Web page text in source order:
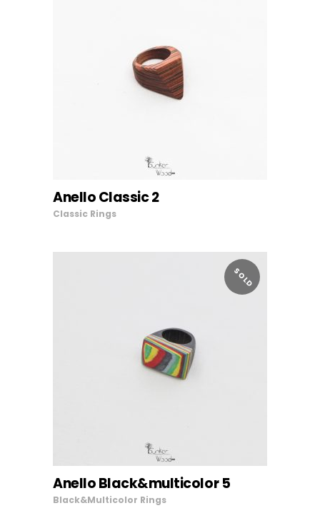
AGGIUNGI AL CARRELLO
Anello Classic 2
Classic Rings
SOLD
LEGGI TUTTO
Anello Black&multicolor 5
Black&Multicolor Rings